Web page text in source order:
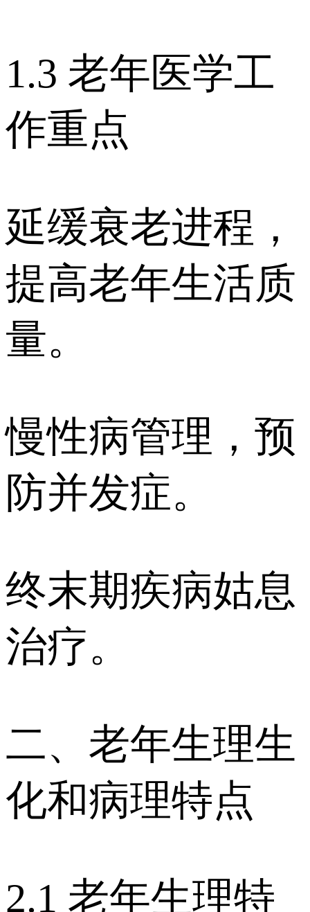
1.3 老年医学工
作重点
延缓衰老进程，
提高老年生活质
量。
慢性病管理，预
防并发症。
终末期疾病姑息
治疗。
二、老年生理生
化和病理特点
2.1 老年生理特